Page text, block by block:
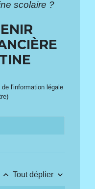
scolaire ?
l'information légale
keyboard_arrow_up Tout déplier keyboard_arrow_down